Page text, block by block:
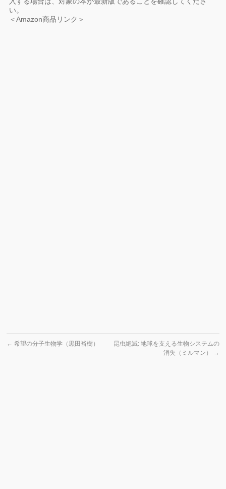
い。
＜Amazon商品リンク＞
← 希望の分子生物学（黒田裕樹）
昆虫絶滅: 地球を支える生物システムの
消失（ミルマン）
→